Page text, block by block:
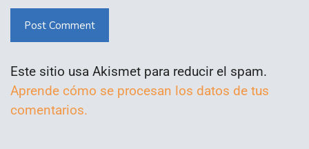
Post Comment
Este sitio usa Akismet para reducir el spam.
Aprende cómo se procesan los datos de tus
comentarios.